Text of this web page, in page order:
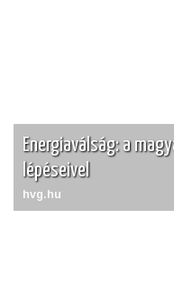
Energiaválság: a
lépéseivel
hvg.hu